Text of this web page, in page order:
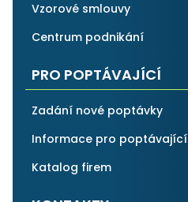
Vzorové smlouvy
Centrum podnikání
PRO POPTÁVAJÍCÍ
Zadání nové poptávky
Informace pro poptávající
Katalog firem